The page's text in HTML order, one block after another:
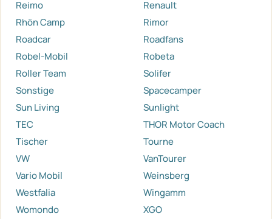
Reimo
Renault
Rhön Camp
Rimor
Roadcar
Roadfans
Robel-Mobil
Robeta
Roller Team
Solifer
Sonstige
Spacecamper
Sun Living
Sunlight
TEC
THOR Motor Coach
Tischer
Tourne
VW
VanTourer
Vario Mobil
Weinsberg
Westfalia
Wingamm
Womondo
XGO